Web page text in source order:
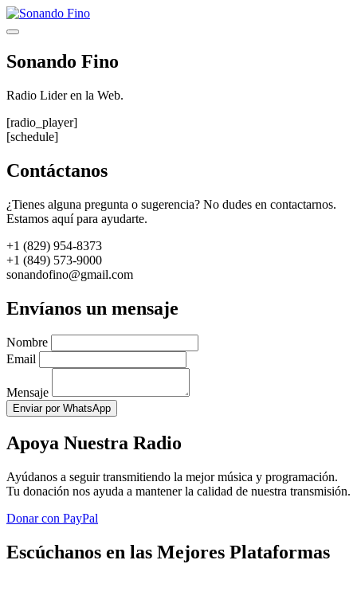
Saltar
al
Menú
Sonando Fino
Radio Lider en la Web.
[radio_player]
[schedule]
Contáctanos
¿Tienes alguna pregunta o sugerencia? No dudes en contactarnos.
Estamos aquí para ayudarte.
+1 (829) 954-8373
+1 (849) 573-9000
sonandofino@gmail.com
Envíanos un mensaje
Nombre
Email
Mensaje
Enviar por WhatsApp
Apoya Nuestra Radio
Ayúdanos a seguir transmitiendo la mejor música y programación.
Tu donación nos ayuda a mantener la calidad de nuestra transmisión.
Donar con PayPal
Escúchanos en las Mejores Plataformas